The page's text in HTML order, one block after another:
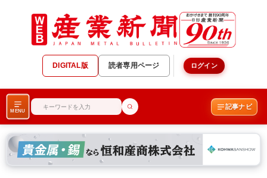
DIGITAL版 読者専用ページ ログイン
MENU
記事ナビ